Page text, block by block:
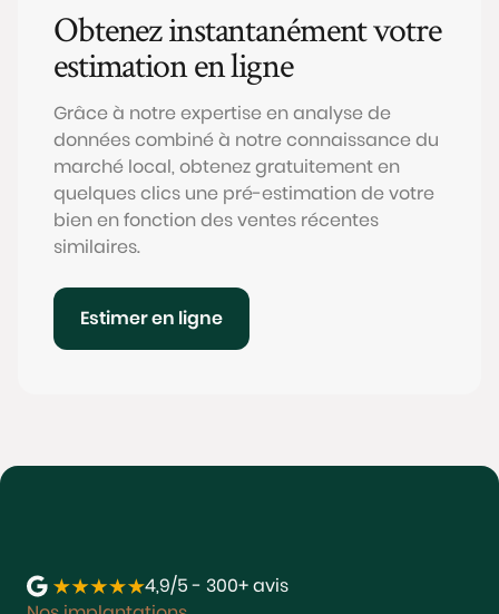
Obtenez instantanément votre
estimation en ligne
Grâce à notre expertise en analyse de
données combiné à notre connaissance du
marché local, obtenez gratuitement en
quelques clics une pré-estimation de votre
bien en fonction des ventes récentes
similaires.
Estimer en ligne
4,9/5 - 300+ avis